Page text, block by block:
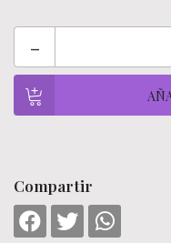
-
Compartir